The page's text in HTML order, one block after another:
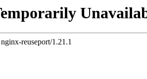
nginx-reuseport/1.21.1